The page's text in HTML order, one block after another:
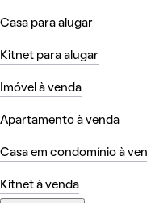
Casa para alugar
Kitnet para alugar
Imóvel à venda
Apartamento à venda
Casa em condomínio à
Kitnet à venda